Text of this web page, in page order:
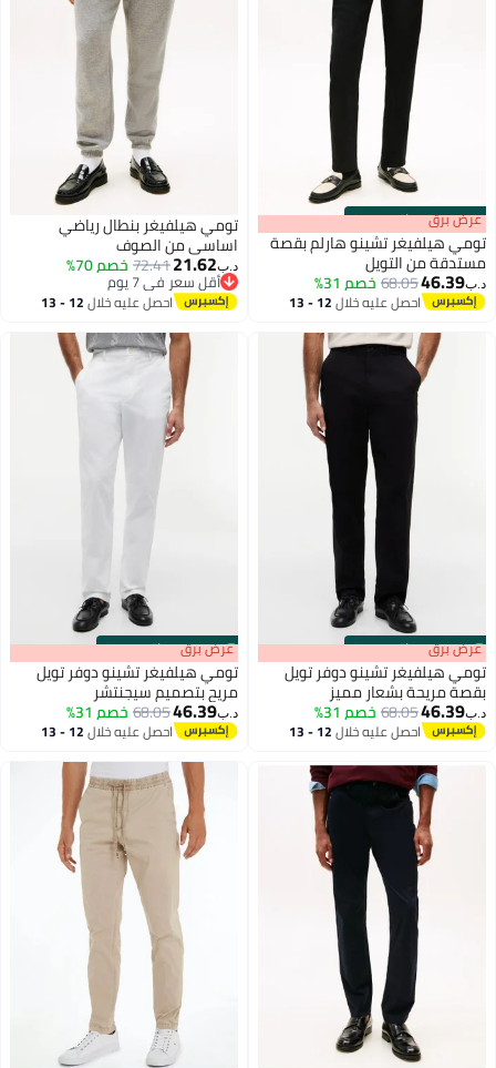
00m:00s
·باقي 100% عرض برق
تومي هيلفيغر تشينو هارلم بقصة
مستدقة من التويل
د.ب‏46.39
68.05خصم 31%
احصل عليه خلال 12 - 13
تومي هيلفيغر بنطال رياضي
اساسي من الصوف
د.ب‏21.62
72.41خصم 70%
أقل سعر في 7 يوم
أقل سعر في 7 يوماحصل عليه خلال 12 - 13
00m:00s
·باقي 100% عرض برق
تومي هيلفيغر تشينو دوفر تويل
بقصة مريحة بشعار مميز
د.ب‏46.39
68.05خصم 31%
احصل عليه خلال 12 - 13
00m:00s
·باقي 100% عرض برق
تومي هيلفيغر تشينو دوفر تويل
مريح بتصميم سيجنتشر
د.ب‏46.39
68.05خصم 31%
احصل عليه خلال 12 - 13